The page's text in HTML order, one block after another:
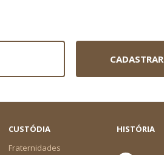
CADASTRAR
CUSTÓDIA
Fraternidades
HISTÓRIA